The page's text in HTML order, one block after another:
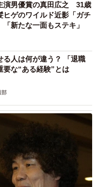
演男優賞の真田広之 31歳
ヒゲのワイルド近影「ガチ
新たな一面もステキ」
る人は何が違う？ 「退職
要な“ある経験”とは
部